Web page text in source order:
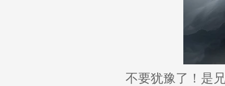
不要犹豫了！是